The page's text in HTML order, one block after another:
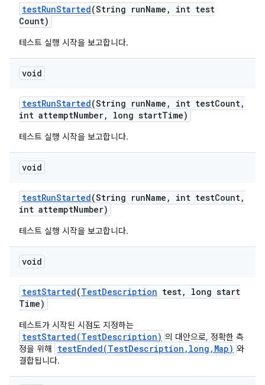
testRunStarted(String runName ,
int test
Count)
테스트 실행 시작을 보고합니다.
void
testRunStarted(String runName , int testCount,
int attemptNumber, long startTime)
테스트 실행 시작을 보고합니다.
void
testRunStarted(String runName , int testCount,
int attemptNumber)
테스트 실행 시작을 보고합니다.
void
testStarted(TestDescription test,
long start
Time)
테스트가 시작된 시점도 지정하는
testStarted(TestDescription) 의 대안으로, 정확한 측
정을 위해
testEnded(TestDescription,long,Map) 와
결합됩니다.